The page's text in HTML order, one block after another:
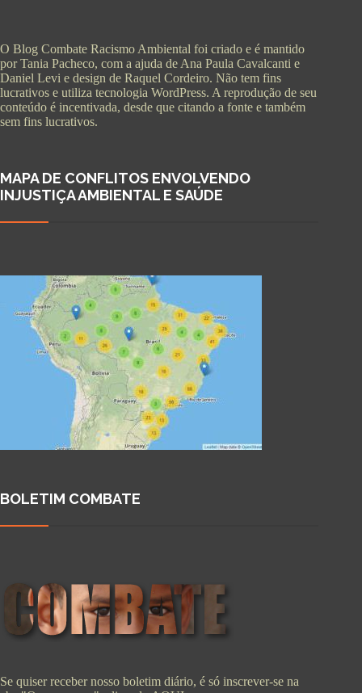
O Blog Combate Racismo Ambiental foi criado e é mantido
por Tania Pacheco, com a ajuda de Ana Paula Cavalcanti e
Daniel Levi e design de Raquel Cordeiro. Não tem fins
lucrativos e utiliza tecnologia WordPress. A reprodução de seu
conteúdo é incentivada, desde que citando a fonte e também
sem fins lucrativos.
MAPA DE CONFLITOS ENVOLVENDO
INJUSTIÇA AMBIENTAL E SAÚDE
BOLETIM COMBATE
Se quiser receber nosso boletim diário, é só inscrever-se na